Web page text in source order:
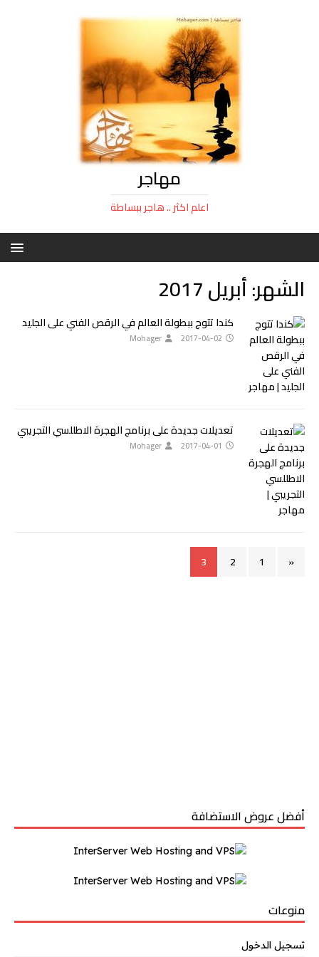
مهاجر
اعلم اكثر .. هاجر ببساطة
الشهر:أبريل 2017
كندا تتوج ببطولة العالم في الرقص الفني على الجليد
2017-04-02
Mohager
تعديلات جديدة على برنامج الهجرة الاطللسي التجريبي
2017-04-01
Mohager
«
1
2
3
أفضل عروض الاستضافة
منوعات
تسجيل الدخول